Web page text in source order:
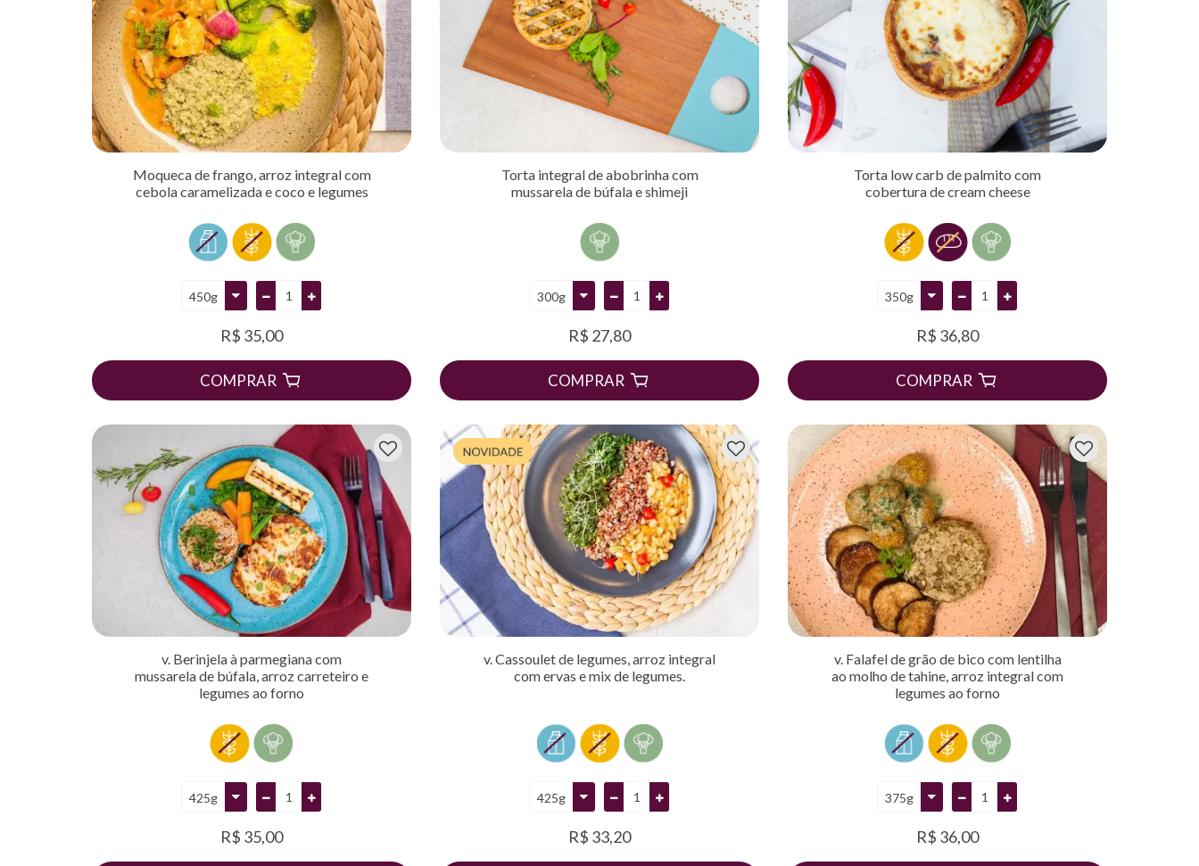
Moqueca de frango, arroz integral com
cebola caramelizada e coco e legumes
R$ 35,00
COMPRAR
Torta integral de abobrinha com
mussarela de búfala e shimeji
R$ 27,80
COMPRAR
Torta low carb de palmito com
cobertura de cream cheese
R$ 36,80
COMPRAR
v. Berinjela à parmegiana com
mussarela de búfala, arroz carreteiro e
legumes ao forno
R$ 35,00
v. Cassoulet de legumes, arroz integral
com ervas e mix de legumes.
R$ 33,20
v. Falafel de grão de bico com lentilha
ao molho de tahine, arroz integral com
legumes ao forno
R$ 36,00